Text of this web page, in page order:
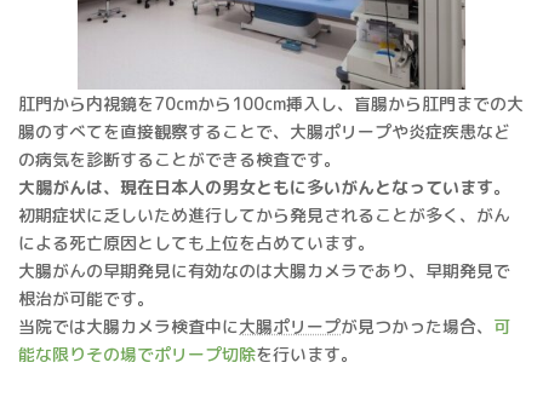
肛門から内視鏡を70cmから100cm挿入し、盲腸から肛門までの大
腸のすべてを直接観察することで、大腸ポリープや炎症疾患など
の病気を診断することができる検査です。
大腸がんは、現在日本人の男女ともに多いがんとなっています。
初期症状に乏しいため進行してから発見されることが多く、がん
による死亡原因としても上位を占めています。
大腸がんの早期発見に有効なのは大腸カメラであり、早期発見で
根治が可能です。
当院では大腸カメラ検査中に大腸ポリープが見つかった場合、 可
能な限りその場でポリープ切除を行います。